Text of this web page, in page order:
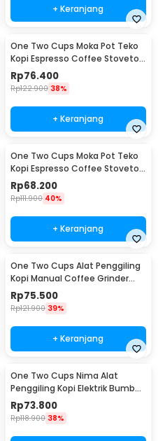
+ Keranjang
One Two Cups Moka Pot Teko
Kopi Espresso Coffee Stovetop
6 Cup 300ml - Z20
Rp76.400
Rp122.900 38%
+ Keranjang
One Two Cups Moka Pot Teko
Kopi Espresso Coffee Stovetop
4 Cup 200ml - Z20
Rp68.200
Rp111.900 40%
+ Keranjang
One Two Cups Alat Penggiling
Kopi Manual Coffee Grinder
Wood - 16290
Rp75.500
Rp121.900 39%
+ Keranjang
One Two Cups Nima Alat
Penggiling Kopi Elektrik Bumbu
Coffee Grinder - NM-8300
Rp73.800
Rp118.900 38%